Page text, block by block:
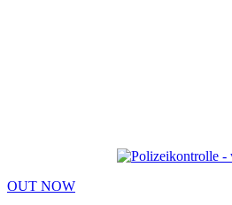
OUT NOW